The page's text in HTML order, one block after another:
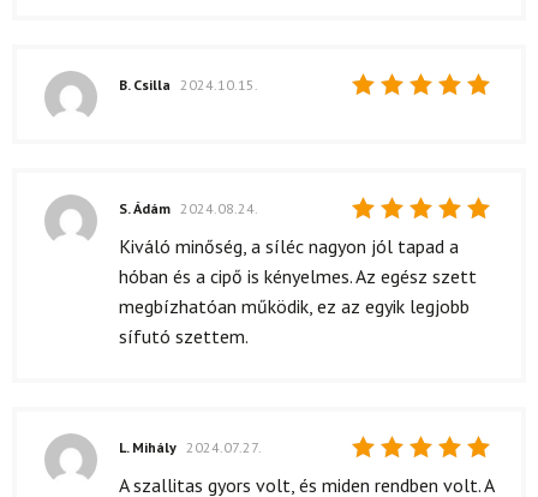
B. Csilla 2024.10.15.
Értékelés:
/ 5
S. Ádám 2024.08.24.
Kiváló minőség, a síléc nagyon jól tapad a
hóban és a cipő is kényelmes. Az egész szett
megbízhatóan működik, ez az egyik legjobb
sífutó szettem.
Értékelés:
L. Mihály 2024.07.27.
A szallitas gyors volt, és miden rendben volt. A